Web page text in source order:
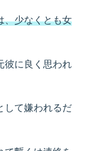
、少なくとも女
彼に良く思われ
して嫌われるだ